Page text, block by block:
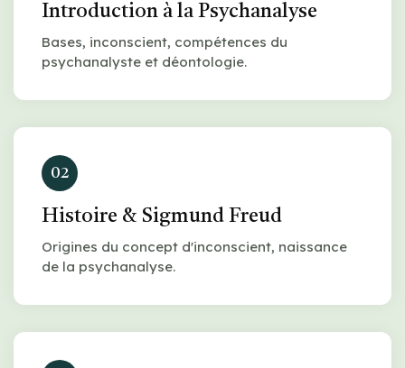
Introduction à la Psychanalyse
Bases, inconscient, compétences du
psychanalyste et déontologie.
02
Histoire & Sigmund Freud
Origines du concept d'inconscient, naissance
de la psychanalyse.